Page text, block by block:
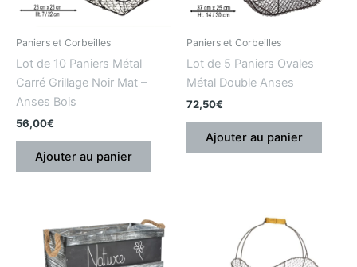
Paniers et Corbeilles
Lot de 10 Paniers Métal
Carré Grillage Noir Mat –
Anses Bois
56,00€
Ajouter au panier
Paniers et Corbeilles
Lot de 5 Paniers Ovales
Métal Double Anses
72,50€
Ajouter au panier